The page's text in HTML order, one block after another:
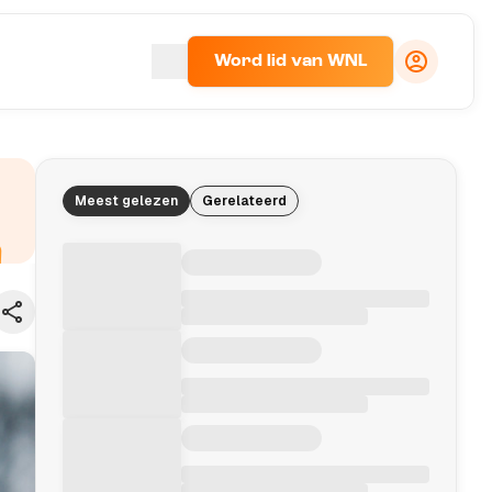
Word lid van WNL
Meest gelezen Gerelateerd